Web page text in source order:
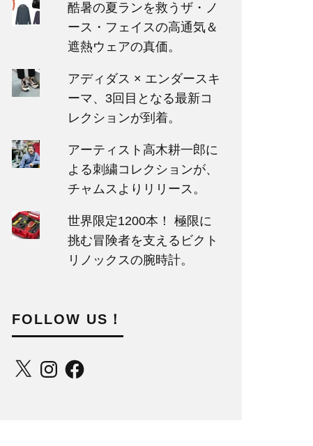
酷暑の夏ランを救うザ・ノ
ース・フェイスの高通気＆
遮熱ウェアの真価。
アディダス × エンダースキ
ーマ、3回目となる最新コ
レクションが到着。
アーティスト高木耕一郎に
よる刺繍コレクションが、
チャムスよりリリース。
世界限定1200本！ 極限に
挑む冒険者を支えるビクト
リノックスの腕時計。
FOLLOW US！
X InstagramFacebook